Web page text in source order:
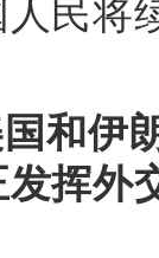
民将
和伊
挥外